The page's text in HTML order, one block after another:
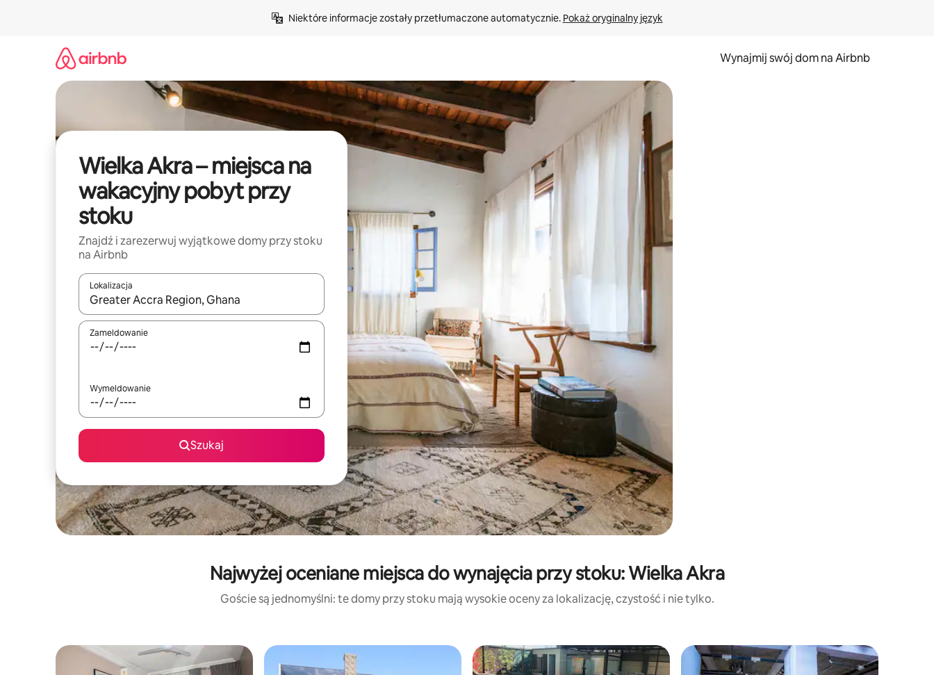
Niektóre informacje zostały przetłumaczone automatycznie. Pokaż oryginalny język
Wynajmij swój dom na Airbnb
Wielka Akra – miejsca na
wakacyjny pobyt przy
stoku
Znajdź i zarezerwuj wyjątkowe domy przy stoku
na Airbnb
Lokalizacja
Gdy wyniki będą dostępne, możesz poruszać się po nich za pomocą klawiszy strzałek w górę i w dół lub przeglądać je za pomocą gestów dotykowych lub przesuwania.
Zameldowanie
Wymeldowanie
Szukaj
Najwyżej oceniane miejsca do wynajęcia przy stoku: Wielka Akra
Goście są jednomyślni: te domy przy stoku mają wysokie oceny za lokalizację, czystość i nie tylko.